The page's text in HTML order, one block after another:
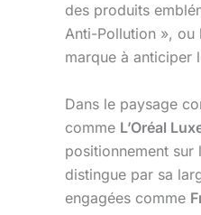
des produits
Anti-Pollution », ou
marque à anticiper
Dans le paysage
comme L’Oréal
positionnement sur
distingue par sa
engagées comme